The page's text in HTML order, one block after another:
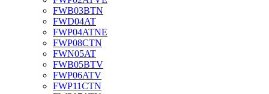
FWB03BTN
FWD04AT
FWP04ATNE
FWP08CTN
FWN05AT
FWB05BTV
FWP06ATV
FWP11CTN